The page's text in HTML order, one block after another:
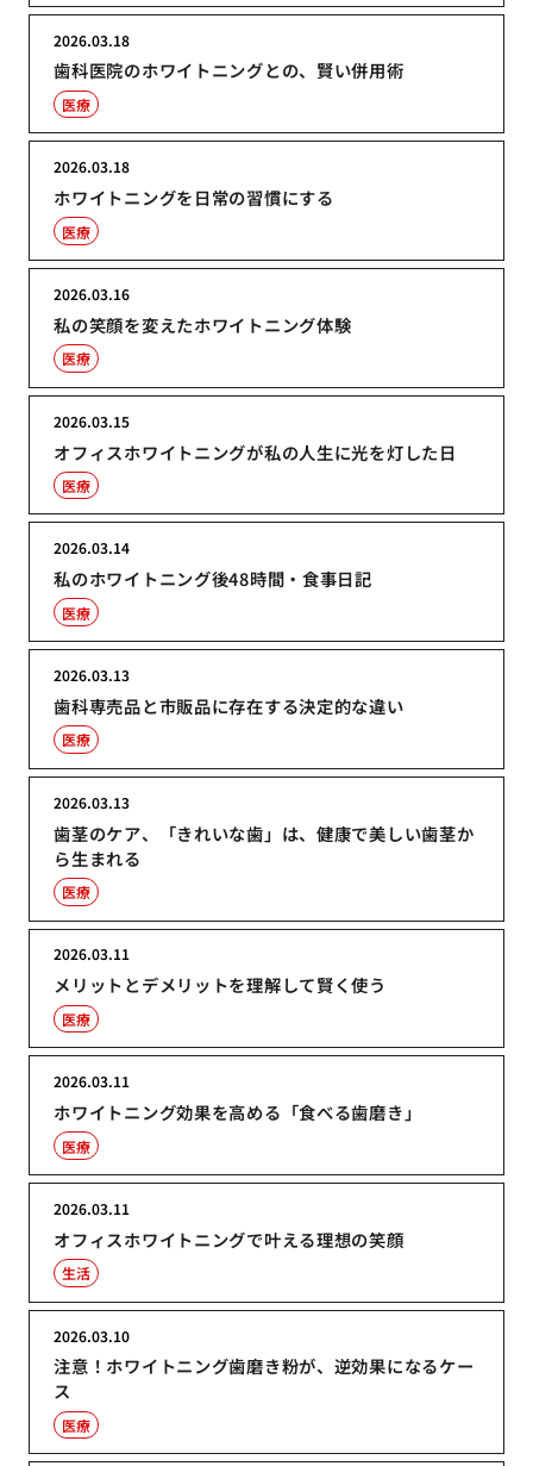
歯科医院のホワイトニングとの、賢い併用術
2026.03.18
医療
ホワイトニングを日常の習慣にする
2026.03.18
医療
私の笑顔を変えたホワイトニング体験
2026.03.16
医療
オフィスホワイトニングが私の人生に光を灯した日
2026.03.15
医療
私のホワイトニング後48時間・食事日記
2026.03.14
医療
歯科専売品と市販品に存在する決定的な違い
2026.03.13
医療
歯茎のケア、「きれいな歯」は、健康で美しい歯茎か
ら生まれる
2026.03.13
医療
メリットとデメリットを理解して賢く使う
2026.03.11
医療
ホワイトニング効果を高める「食べる歯磨き」
2026.03.11
医療
オフィスホワイトニングで叶える理想の笑顔
2026.03.11
生活
注意！ホワイトニング歯磨き粉が、逆効果になるケー
ス
2026.03.10
医療